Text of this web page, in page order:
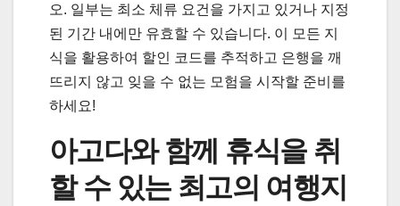
오. 일부는 최소 체류 요건을 가지고 있거나 지정
된 기간 내에만 유효할 수 있습니다. 이 모든 지
식을 활용하여 할인 코드를 추적하고 은행을 깨
뜨리지 않고 잊을 수 없는 모험을 시작할 준비를
하세요!
아고다와 함께 휴식을 취
할 수 있는 최고의 여행지